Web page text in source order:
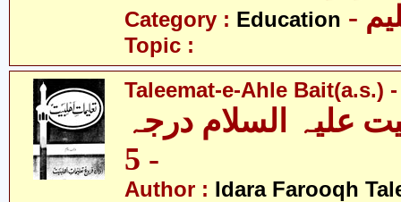
Category : Education
Topic :
Taleemat-e-Ahle Bait(a.s.)
علیہ السلام درجہ
- 5
Author : Idara Farooqh